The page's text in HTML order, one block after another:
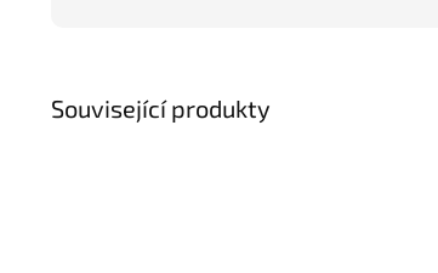
Související produkty